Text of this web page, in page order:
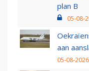
plan B
05-08-
aan
05-08-